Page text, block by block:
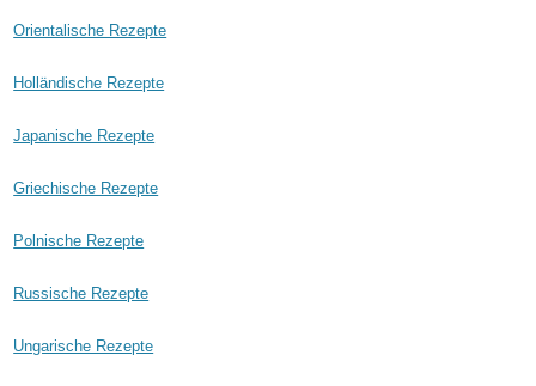
Orientalische Rezepte
Holländische Rezepte
Japanische Rezepte
Griechische Rezepte
Polnische Rezepte
Russische Rezepte
Ungarische Rezepte